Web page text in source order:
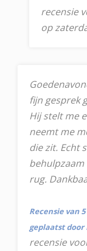
recensie
op
fijn gesprek
Hij stelt me
neemt me
die zit. Echt
rug.
Recensie van 5
geplaatst door
recensie